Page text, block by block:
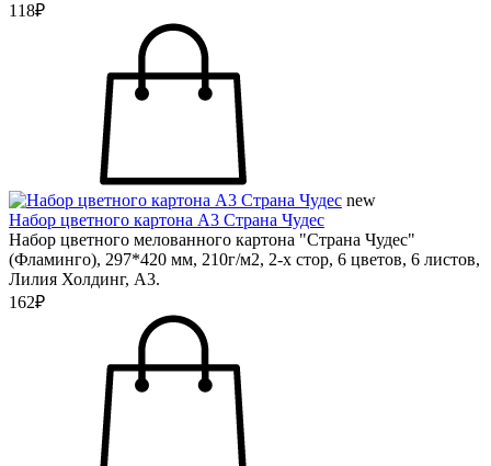
118₽
new
Набор цветного картона А3 Страна Чудес
Набор цветного мелованного картона "Страна Чудес"
(Фламинго), 297*420 мм, 210г/м2, 2-х стор, 6 цветов, 6 листов,
Лилия Холдинг, А3.
162₽